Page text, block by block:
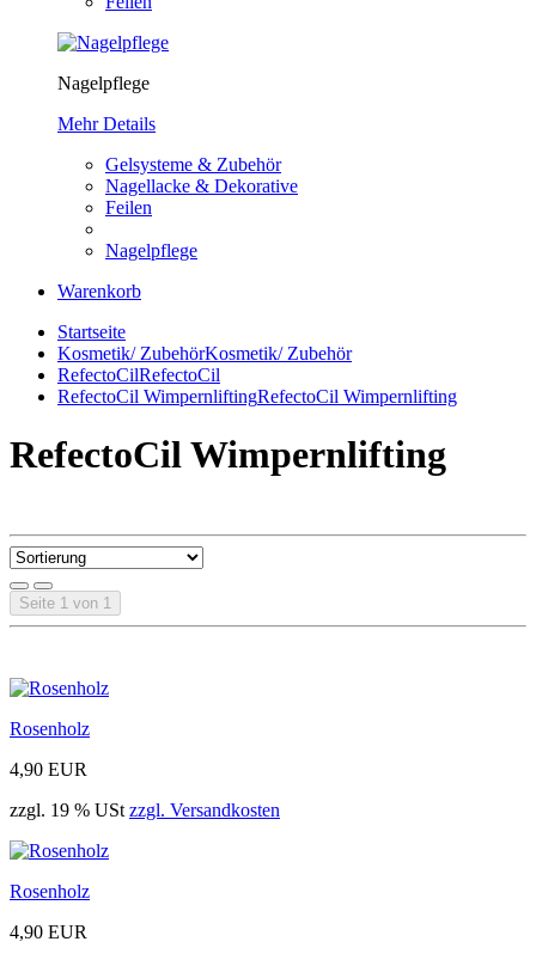
Nagelpflege
Mehr Details
Gelsysteme & Zubehör
Nagellacke & Dekorative
Feilen
Nagelpflege
Warenkorb
Startseite
Kosmetik/ ZubehörKosmetik/ Zubehör
RefectoCilRefectoCil
RefectoCil WimpernliftingRefectoCil Wimpernlifting
RefectoCil Wimpernlifting
Seite 1 von 1
Rosenholz
4,90 EUR
zzgl. 19 % USt zzgl. Versandkosten
Rosenholz
4,90 EUR